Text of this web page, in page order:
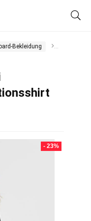
Bekleidung
- 23%